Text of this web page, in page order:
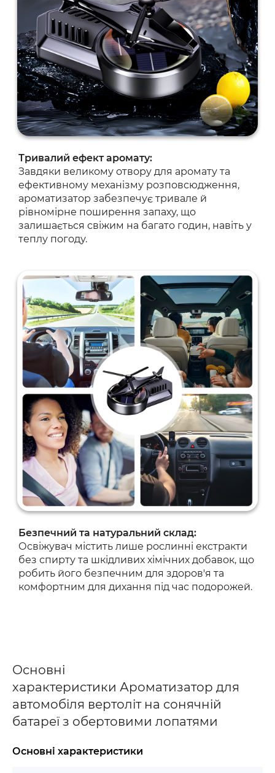
Тривалий ефект аромату:
Завдяки великому отвору для аромату та
ефективному механізму розповсюдження,
ароматизатор забезпечує тривале й
рівномірне поширення запаху, що
залишається свіжим на багато годин, навіть у
теплу погоду.
Безпечний та натуральний склад:
Освіжувач містить лише рослинні екстракти
без спирту та шкідливих хімічних добавок, що
робить його безпечним для здоров'я та
комфортним для дихання під час подорожей.
Основні
характеристики Ароматизатор для
автомобіля вертоліт на сонячній
батареї з обертовими лопатями
Основні характеристики